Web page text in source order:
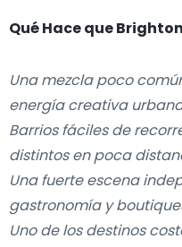
Qué Hace que
Una mezcla poco
energía creativa
Barrios fáciles de
distintos en poca
Una fuerte escena
gastronomía y
Uno de los destinos